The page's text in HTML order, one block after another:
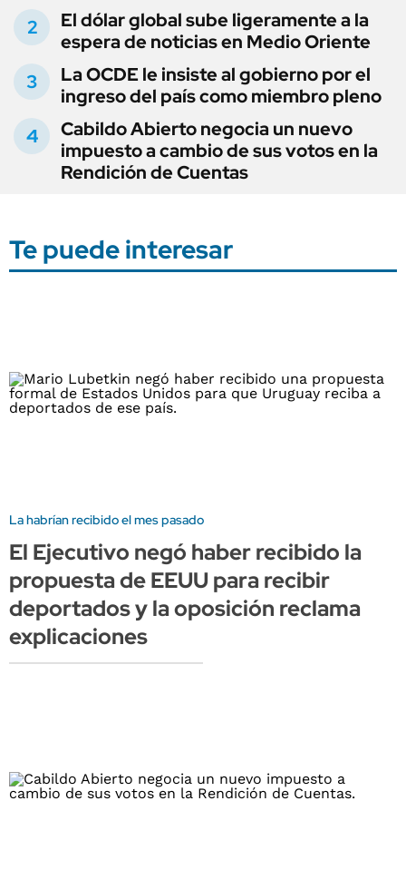
El dólar global sube ligeramente a la
espera de noticias en Medio Oriente
La OCDE le insiste al gobierno por el
ingreso del país como miembro pleno
Cabildo Abierto negocia un nuevo
impuesto a cambio de sus votos en la
Rendición de Cuentas
Te puede interesar
La habrían recibido el mes pasado
El Ejecutivo negó haber recibido la
propuesta de EEUU para recibir
deportados y la oposición reclama
explicaciones